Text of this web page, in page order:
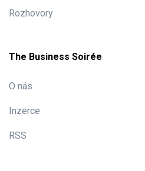
Rozhovory
The Business Soirée
O nás
Inzerce
RSS